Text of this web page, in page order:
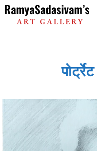
Skip
to
content